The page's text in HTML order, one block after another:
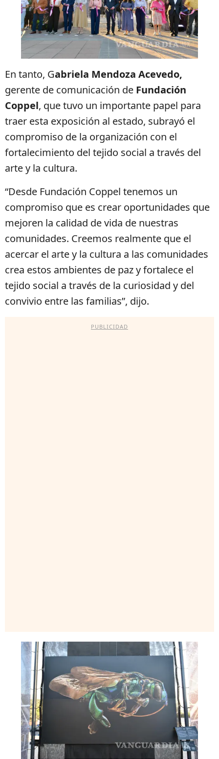
En tanto, Gabriela Mendoza Acevedo,
gerente de comunicación de Fundación
Coppel, que tuvo un importante papel para
traer esta exposición al estado, subrayó el
compromiso de la organización con el
fortalecimiento del tejido social a través del
arte y la cultura.
“Desde Fundación Coppel tenemos un
compromiso que es crear oportunidades que
mejoren la calidad de vida de nuestras
comunidades. Creemos realmente que el
acercar el arte y la cultura a las comunidades
crea estos ambientes de paz y fortalece el
tejido social a través de la curiosidad y del
convivio entre las familias”, dijo.
PUBLICIDAD